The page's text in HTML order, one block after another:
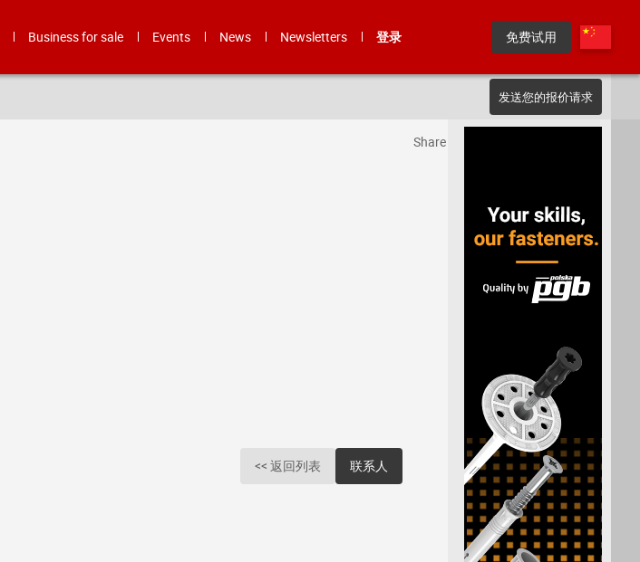
Business for sale Events News Newsletters 登录 免费试用
发送您的报价请求
<< 返回列表 联系人
Share